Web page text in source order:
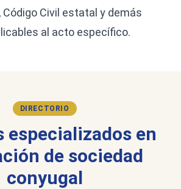
Civil estatal y demás
al acto específico.
DIRECTORIO
especializados en
de sociedad
conyugal